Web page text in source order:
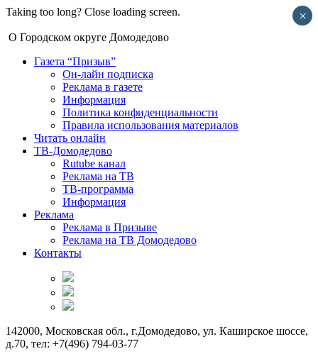
Taking too long? Close loading screen.
О Городском округе Домодедово
Газета “Призыв”
Он-лайн подписка
Реклама в газете
Информация
Политика конфиденциальности
Правила использования материалов
Читать онлайн
ТВ-Домодедово
Rutube канал
Реклама на ТВ
ТВ-программа
Информация
Реклама
Реклама в Призыве
Реклама на ТВ Домодедово
Контакты
142000, Московская обл., г.Домодедово, ул. Каширское шоссе,
д.70, тел: +7(496) 794-03-77
×